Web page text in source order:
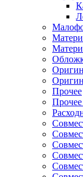
Прочее
Прочее